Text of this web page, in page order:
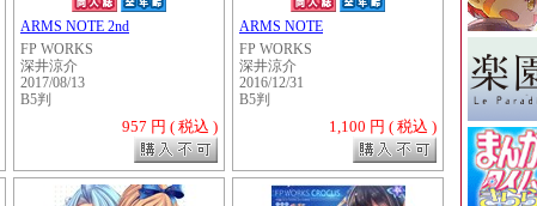
ARMS NOTE 2nd
FP WORKS
深井涼介
2017/08/13
B5判
957 円 ( 税込 )
ARMS NOTE
FP WORKS
深井涼介
2016/12/31
B5判
1,100 円 ( 税込 )